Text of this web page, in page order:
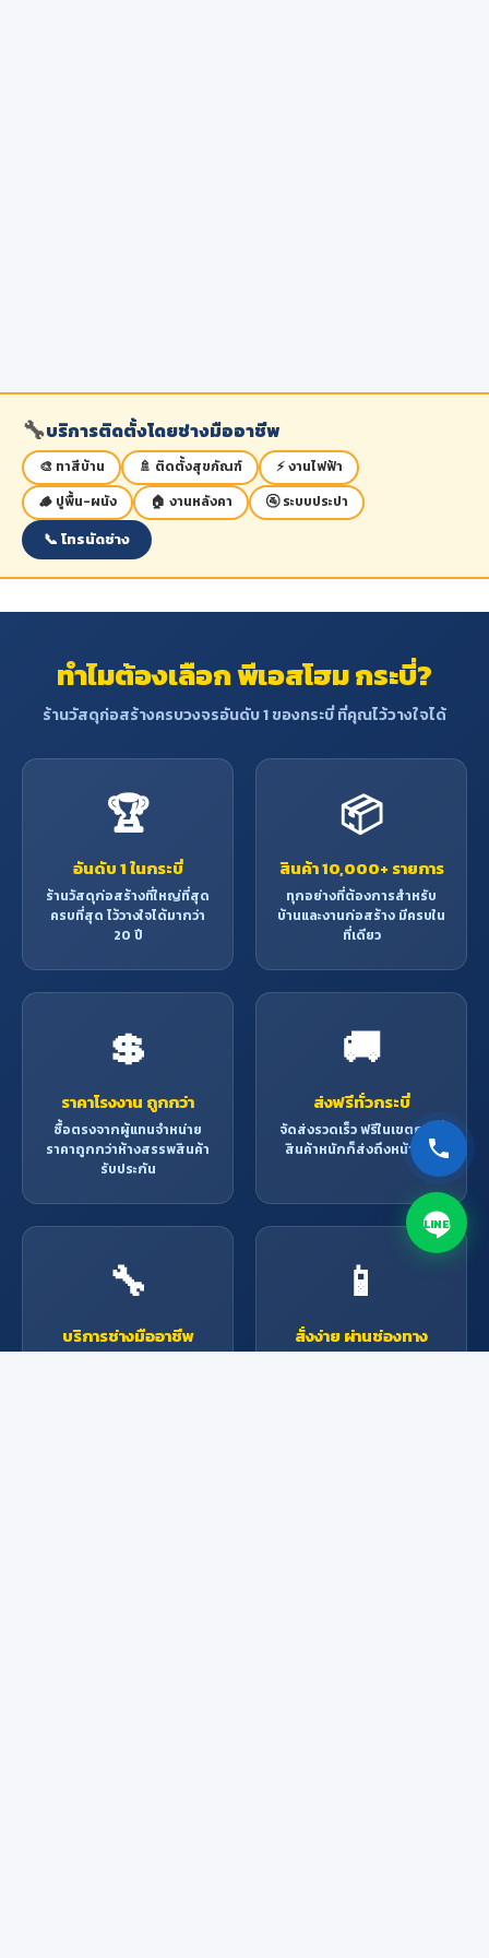
🔧บริการติดตั้งโดยช่างมืออาชีพ
🎨 ทาสีบ้าน 🚿 ติดตั้งสุขภัณฑ์
⚡ งานไฟฟ้า
🪵 ปูพื้น-ผนัง
🏠 งานหลังคา 🚰 ระบบประปา
📞 โทรนัดช่าง
ทำไมต้องเลือก พีเอสโฮม กระบี่?
ร้านวัสดุก่อสร้างครบวงจรอันดับ 1 ของกระบี่ ที่คุณไว้วางใจได้
🏆
อันดับ 1 ในกระบี่
ร้านวัสดุก่อสร้างที่ใหญ่ที่สุด
ครบที่สุด ไว้วางใจได้มากว่า
20 ปี
📦
สินค้า 10,000+ รายการ
ทุกอย่างที่ต้องการสำหรับ
บ้านและงานก่อสร้าง มีครบใน
ที่เดียว
💲
ราคาโรงงาน ถูกกว่า
ซื้อตรงจากผู้แทนจำหน่าย
ราคาถูกกว่าห้างสรรพสินค้า
รับประกัน
🚚
ส่งฟรีทั่วกระบี่
จัดส่งรวดเร็ว ฟรีในเขตกระบี่
สินค้าหนักก็ส่งถึงหน้าบ้าน
🔧
บริการช่างมืออาชีพ
📱
สั่งง่าย ผ่านช่องทาง
ออนไลน์
LINE